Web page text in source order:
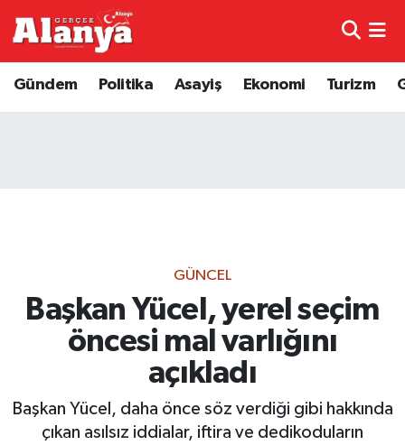
Gündem Politika Asayiş Ekonomi Turizm
GÜNCEL
Başkan Yücel, yerel seçim
öncesi mal varlığını
açıkladı
Başkan Yücel, daha önce söz verdiği gibi hakkında
çıkan asılsız iddialar, iftira ve dedikoduların
Genel
Diğer
Dünya
Gizlilik İlkeleri - Privacy Policy
Trafik Durumu
Haber Arşivi